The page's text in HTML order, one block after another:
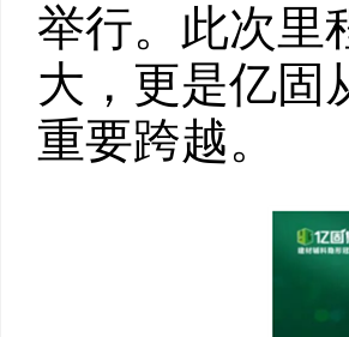
举行。此次里
大，更是亿固
重要跨越。